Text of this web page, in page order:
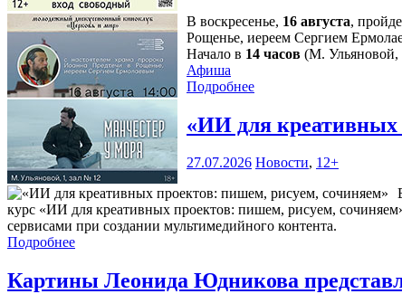
В воскресенье, 16 августа,
Рощенье, иереем Сергием
Начало в 14 часов (М. Ульяновой,
Афиша
Подробнее
«ИИ для креативных
27.07.2026 Новости, 12+
курс «ИИ для креативных проектов: пишем, рисуем,
сервисами при создании мультимедийного контента.
Подробнее
Картины Леонида Юдникова